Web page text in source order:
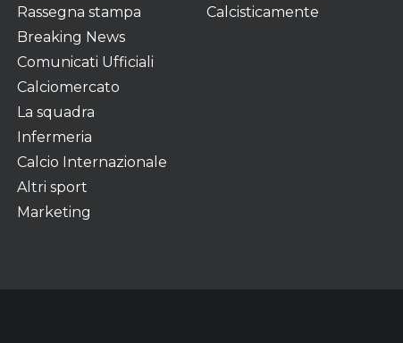
Rassegna stampa
Breaking News
Comunicati Ufficiali
Calciomercato
La squadra
Infermeria
Calcio Internazionale
Altri sport
Marketing
Calcisticamente